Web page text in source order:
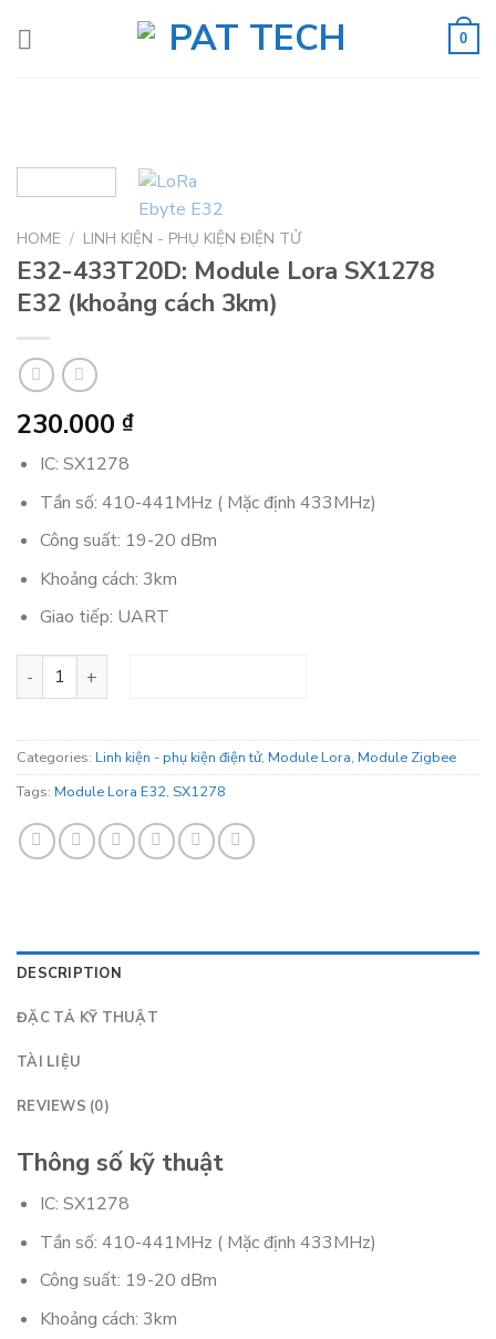
0
HOME / LINH KIỆN - PHỤ KIỆN ĐIỆN TỬ
E32-433T20D: Module Lora SX1278
E32 (khoảng cách 3km)
230.000 ₫
IC: SX1278
Tần số: 410-441MHz ( Mặcđịnh 433MHz)
Công suất: 19-20 dBm
Khoảng cách: 3km
Giao tiếp: UART
E32-433T20D: Module Lora SX1278 E32 (khoảng cách 3km)
Categories: Linh kiện - phụ kiện điện tử, Module Lora, Module Zigbee
Tags: Module Lora E32, SX1278
DESCRIPTION
ĐẶC TẢ KỸ THUẬT
TÀI LIỆU
REVIEWS (0)
Thông số kỹ thuật
IC: SX1278
Tần số: 410-441MHz ( Mặcđịnh 433MHz)
Công suất: 19-20 dBm
Khoảng cách: 3km